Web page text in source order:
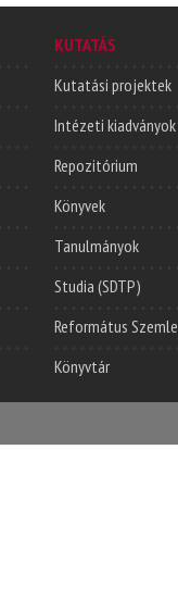
KUTATÁS
Kutatási projektek
Intézeti kiadványok
Repozitórium
Könyvek
Tanulmányok
Studia (SDTP)
Református Szemle
Könyvtár